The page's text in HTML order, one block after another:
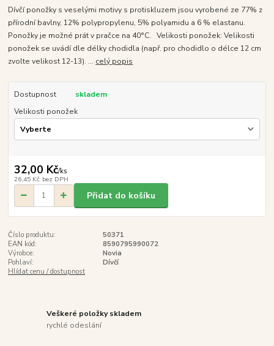
Dívčí ponožky s veselými motivy s protiskluzem jsou vyrobené ze 77% z
přírodní bavlny, 12% polypropylenu, 5% polyamidu a 6 % elastanu.
Ponožky je možné prát v pračce na 40°C. Velikosti ponožek: Velikosti
ponožek se uvádí dle délky chodidla (např. pro chodidlo o délce 12 cm
zvolte velikost 12-13). ... celý popis
Dostupnost
skladem
Velikosti ponožek
32,00 Kč/ks
26,45 Kč bez DPH
Přidat do košíku
Číslo produktu:
50371
EAN kód:
8590795990072
Výrobce:
Novia
Pohlaví:
Dívčí
Hlídat cenu / dostupnost
Veškeré položky skladem
rychlé odeslání